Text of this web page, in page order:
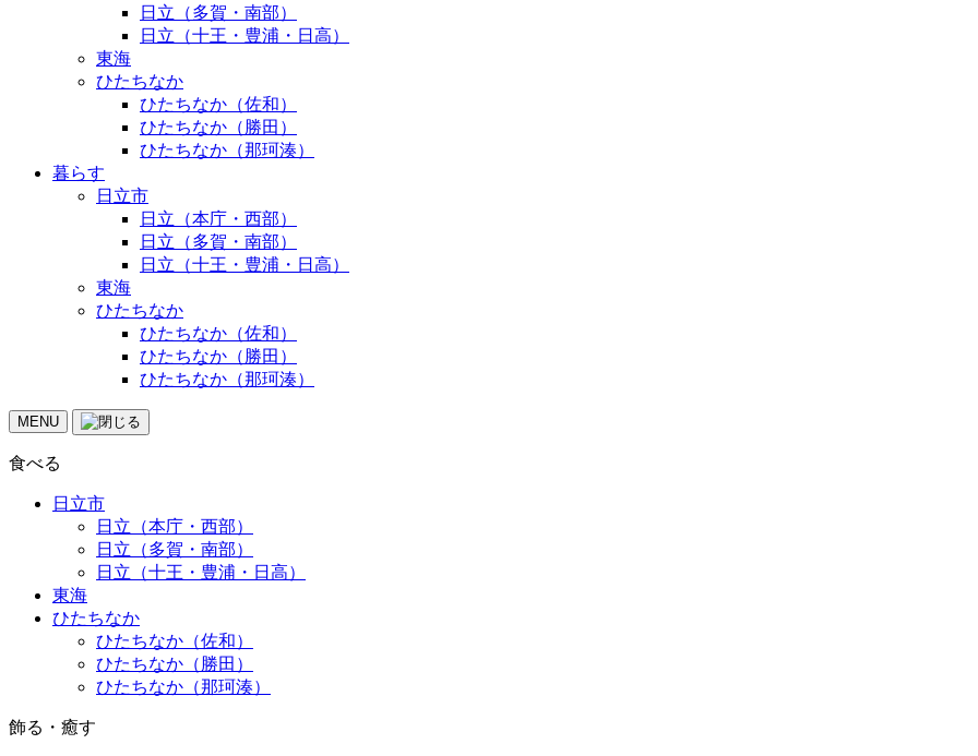
日立（多賀・南部）
日立（十王・豊浦・日高）
東海
ひたちなか
ひたちなか（佐和）
ひたちなか（勝田）
ひたちなか（那珂湊）
暮らす
日立市
日立（本庁・西部）
日立（多賀・南部）
日立（十王・豊浦・日高）
東海
ひたちなか
ひたちなか（佐和）
ひたちなか（勝田）
ひたちなか（那珂湊）
MENU
食べる
日立市
日立（本庁・西部）
日立（多賀・南部）
日立（十王・豊浦・日高）
東海
ひたちなか
ひたちなか（佐和）
ひたちなか（勝田）
ひたちなか（那珂湊）
飾る・癒す